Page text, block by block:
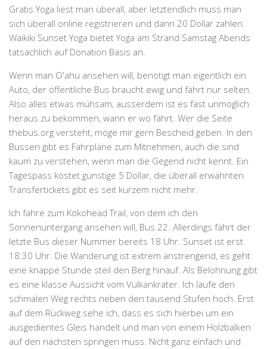
Gratis Yoga liest man überall, aber letztendlich muss man
sich überall online registrieren und dann 20 Dollar zahlen.
Waikiki Sunset Yoga bietet Yoga am Strand Samstag Abends
tatsächlich auf Donation Basis an.
Wenn man Oʻahu ansehen will, benötigt man eigentlich ein
Auto, der öffentliche Bus braucht ewig und fährt nur selten.
Also alles etwas mühsam, ausserdem ist es fast unmöglich
heraus zu bekommen, wann er wo fährt. Wer die Seite
thebus.org versteht, möge mir gern Bescheid geben. In den
Bussen gibt es Fahrpläne zum Mitnehmen, auch die sind
kaum zu verstehen, wenn man die Gegend nicht kennt. Ein
Tagespass kostet günstige 5 Dollar, die überall erwähnten
Transfertickets gibt es seit kurzem nicht mehr.
Ich fahre zum Kokohead Trail, von dem ich den
Sonnenuntergang ansehen will, Bus 22. Allerdings fährt der
letzte Bus dieser Nummer bereits 18 Uhr. Sunset ist erst
18:30 Uhr. Die Wanderung ist extrem anstrengend, es geht
eine knappe Stunde steil den Berg hinauf. Als Belohnung gibt
es eine klasse Aussicht vom Vulkankrater. Ich laufe den
schmalen Weg rechts neben den tausend Stufen hoch. Erst
auf dem Rückweg sehe ich, dass es sich hierbei um ein
ausgedientes Gleis handelt und man von einem Holzbalken
auf den nächsten springen muss. Nicht ganz einfach und